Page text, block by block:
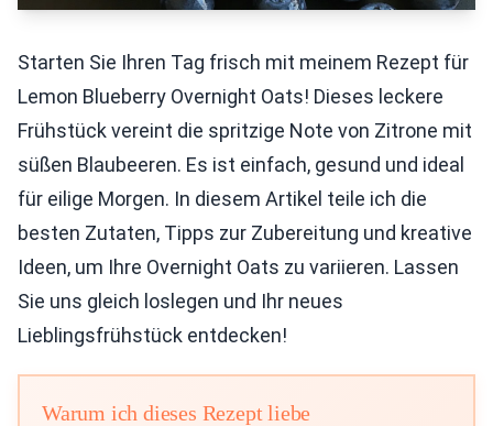
Starten Sie Ihren Tag frisch mit meinem Rezept für
Lemon Blueberry Overnight Oats! Dieses leckere
Frühstück vereint die spritzige Note von Zitrone mit
süßen Blaubeeren. Es ist einfach, gesund und ideal
für eilige Morgen. In diesem Artikel teile ich die
besten Zutaten, Tipps zur Zubereitung und kreative
Ideen, um Ihre Overnight Oats zu variieren. Lassen
Sie uns gleich loslegen und Ihr neues
Lieblingsfrühstück entdecken!
Warum ich dieses Rezept liebe